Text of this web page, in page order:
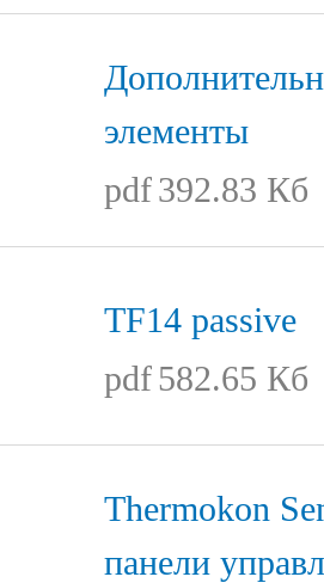
элементы
pdf392.83 Кб
TF14 passive
pdf582.65 Кб
Thermokon
панели